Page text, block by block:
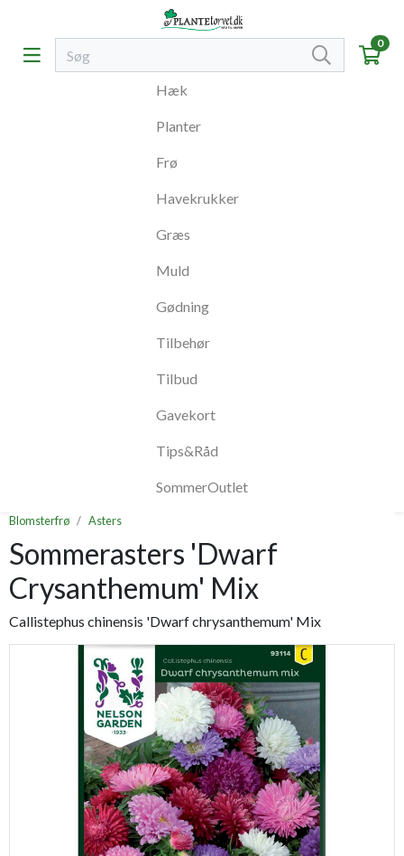
0
Hæk
Planter
Frø
Havekrukker
Græs
Muld
Gødning
Tilbehør
Tilbud
Gavekort
Tips&Råd
SommerOutlet
Blomsterfrø Asters
Sommerasters 'Dwarf
Crysanthemum' Mix
Callistephus chinensis 'Dwarf chrysanthemum' Mix
Previous